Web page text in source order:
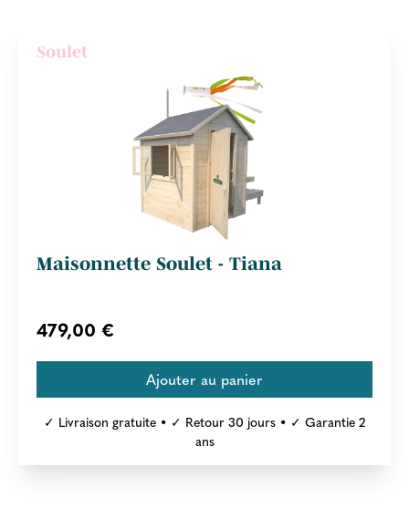
Soulet
Maisonnette Soulet - Tiana
479,00 €
✓ Livraison gratuite • ✓ Retour 30 jours • ✓ Garantie 2
ans